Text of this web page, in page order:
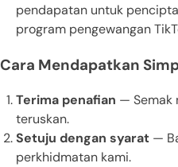
pendapatan untuk
program pengewangan
Cara Mendapatkan
Terima penafian — Semak
teruskan.
Setuju dengan syarat —
perkhidmatan kami.